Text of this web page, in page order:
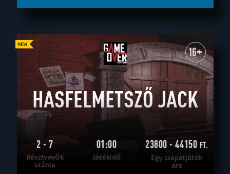
16+
HASFELMETSZŐ JACK
2 - 7
Résztvevők
száma
01:00
Játékidő
23800 - 44150 FT.
Egy csapatjáték
ára